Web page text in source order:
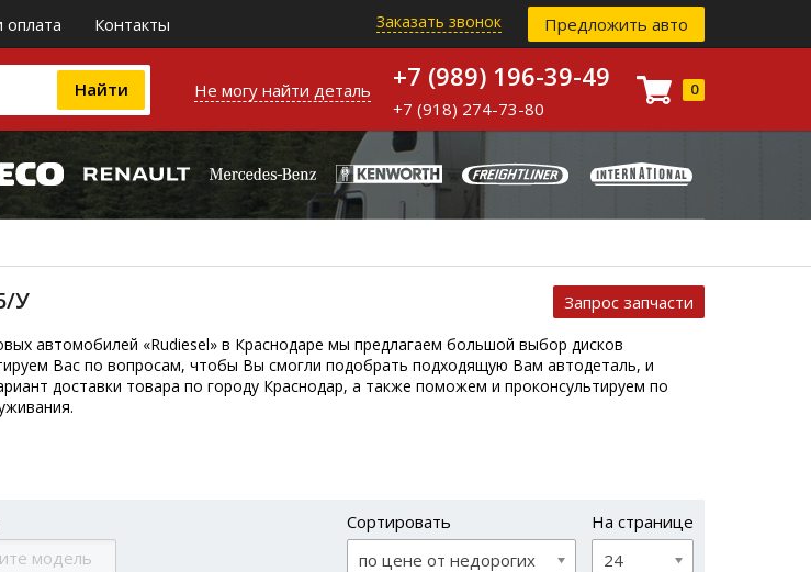
оплата Контакты Заказать звонок Предложить авто
Не могу найти деталь +7 (989) 196-39-49
+7 (918) 274-73-80
0
У Запрос запчасти
автомобилей «Rudiesel» в Краснодаре мы предлагаем большой выбор дисков
Вас по вопросам, чтобы Вы смогли подобрать подходящую Вам автодеталь, и
доставки товара по городу Краснодар, а также поможем и проконсультируем по
Сортировать
по цене от недорогих
На странице
24